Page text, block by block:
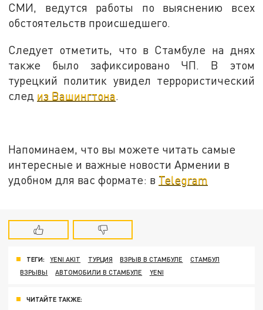
СМИ, ведутся работы по выяснению всех
обстоятельств происшедшего.
Следует отметить, что в Стамбуле на днях
также было зафиксировано ЧП. В этом
турецкий политик увидел террористический
след из Вашингтона.
Напоминаем, что вы можете читать самые
интересные и важные новости Армении в
удобном для вас формате: в Telegram
ТЕГИ: YENI AKIT ТУРЦИЯ ВЗРЫВ В СТАМБУЛЕ
СТАМБУЛ
ВЗРЫВЫ
АВТОМОБИЛИ В СТАМБУЛЕ YENI
ЧИТАЙТЕ ТАКЖЕ: